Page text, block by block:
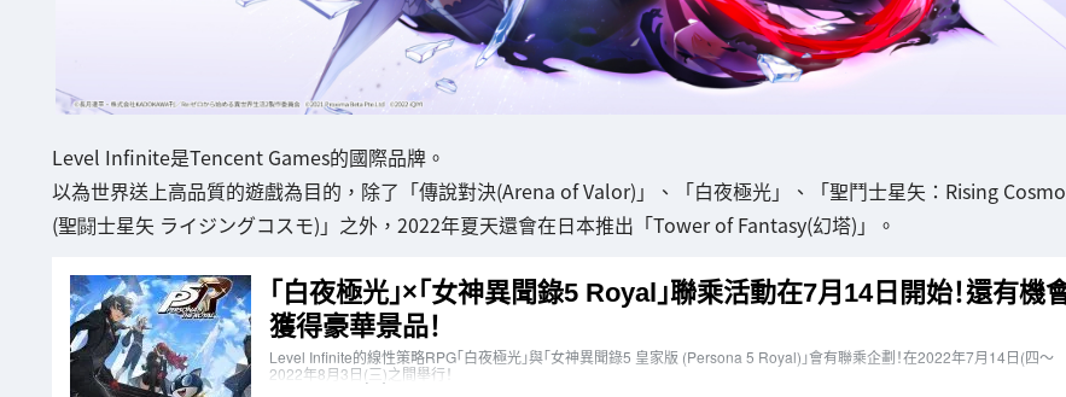
Level Infinite是Tencent Games的國際品牌。
以為世界送上高品質的遊戲為目的，除了「傳說對決(Arena of Valor)」、「白夜極光」、「聖鬥士星矢：Rising Cosmo
(聖闘士星矢 ライジングコスモ)」之外，2022年夏天還會在日本推出「Tower of Fantasy(幻塔)」。